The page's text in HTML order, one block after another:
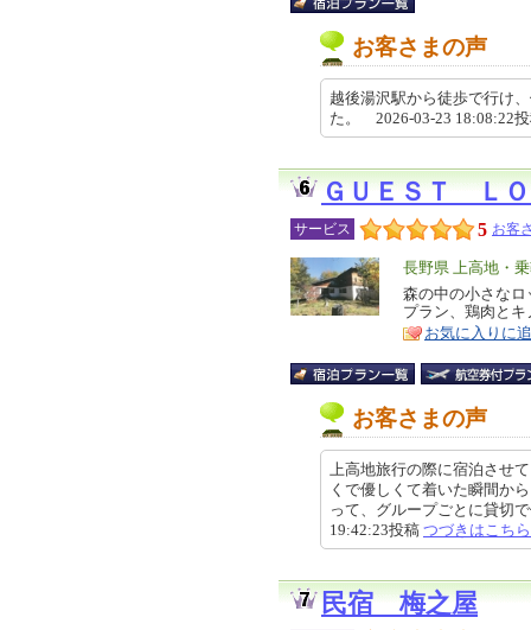
お客さまの声
越後湯沢駅から徒歩で行け
た。 2026-03-23 18:08:22
ＧＵＥＳＴ Ｌ
サービス 5 お客
エ
リ
ア
長野県 上高地・
特
徴
森の中の小さな
プラン、鶏肉と
お気に入りに
お客さまの声
上高地旅行の際に宿泊させ
くで優しくて着いた瞬間か
って、グループごとに貸切
19:42:23投稿 つづきはこちら
民宿 梅之屋